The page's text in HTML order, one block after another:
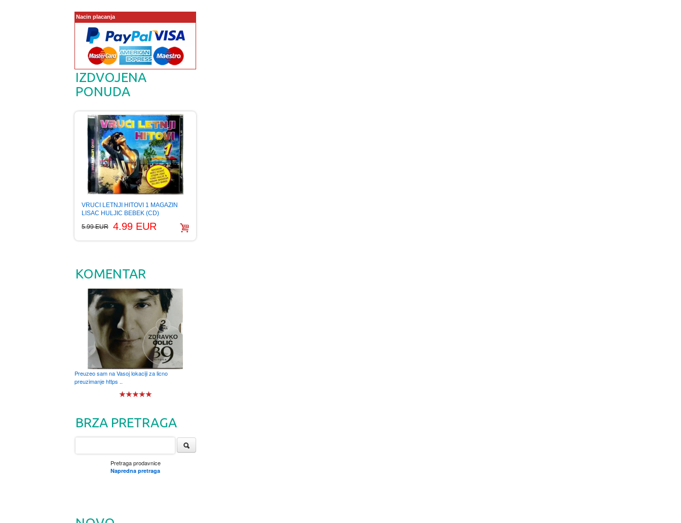
Nacin placanja
IZDVOJENA
PONUDA
VRUCI LETNJI HITOVI 1 MAGAZIN
LISAC HULJIC BEBEK (CD)
5.99 EUR
4.99 EUR
KOMENTAR
Preuzeo sam na Vasoj lokaciji za licno
preuzimanje https ..
BRZA PRETRAGA
Pretraga prodavnice
Napredna pretraga